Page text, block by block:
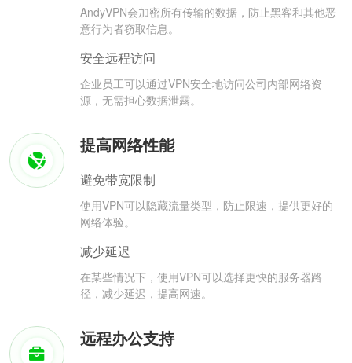
AndyVPN会加密所有传输的数据，防止黑客和其他恶
意行为者窃取信息。
安全远程访问
企业员工可以通过VPN安全地访问公司内部网络资
源，无需担心数据泄露。
提高网络性能
避免带宽限制
使用VPN可以隐藏流量类型，防止限速，提供更好的
网络体验。
减少延迟
在某些情况下，使用VPN可以选择更快的服务器路
径，减少延迟，提高网速。
远程办公支持